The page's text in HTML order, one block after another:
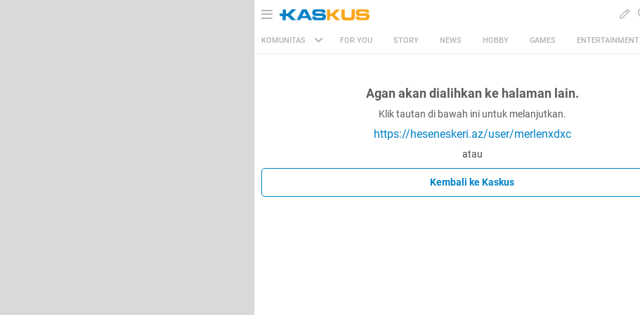
KOMUNITAS FOR YOU STORY NEWS HOBBY GAMES ENTERTAINMENT
Agan akan dialihkan ke halaman lain.
Klik tautan di bawah ini untuk melanjutkan.
https://heseneskeri.az/user/merlenxdxc
atau
Kembali ke Kaskus